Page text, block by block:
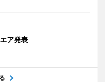
エア発表